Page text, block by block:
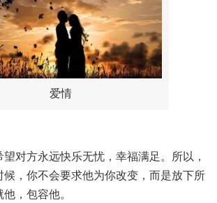
爱情
对方永远快乐无忧，幸福满足。所以，
，你不会要求他为你改变，而是放下所
，包容他。